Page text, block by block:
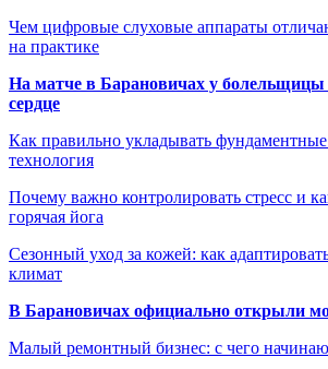
Чем цифровые слуховые аппараты
на практике
На матче в Барановичах у болельщицы
сердце
Как правильно укладывать
технология
Почему важно контролировать стресс и
горячая йога
Сезонный уход за кожей: как
климат
В Барановичах официально открыли
Малый ремонтный бизнес: с чего